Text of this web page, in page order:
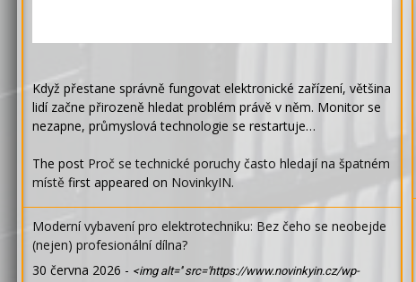
Když přestane správně fungovat elektronické zařízení, většina
lidí začne přirozeně hledat problém právě v něm. Monitor se
nezapne, průmyslová technologie se restartuje…
The post Proč se technické poruchy často hledají na špatném
místě first appeared on NovinkyIN.
Moderní vybavení pro elektrotechniku: Bez čeho se neobejde
(nejen) profesionální dílna?
30 června 2026 - <img alt='' src='https://www.novinkyin.cz/wp-